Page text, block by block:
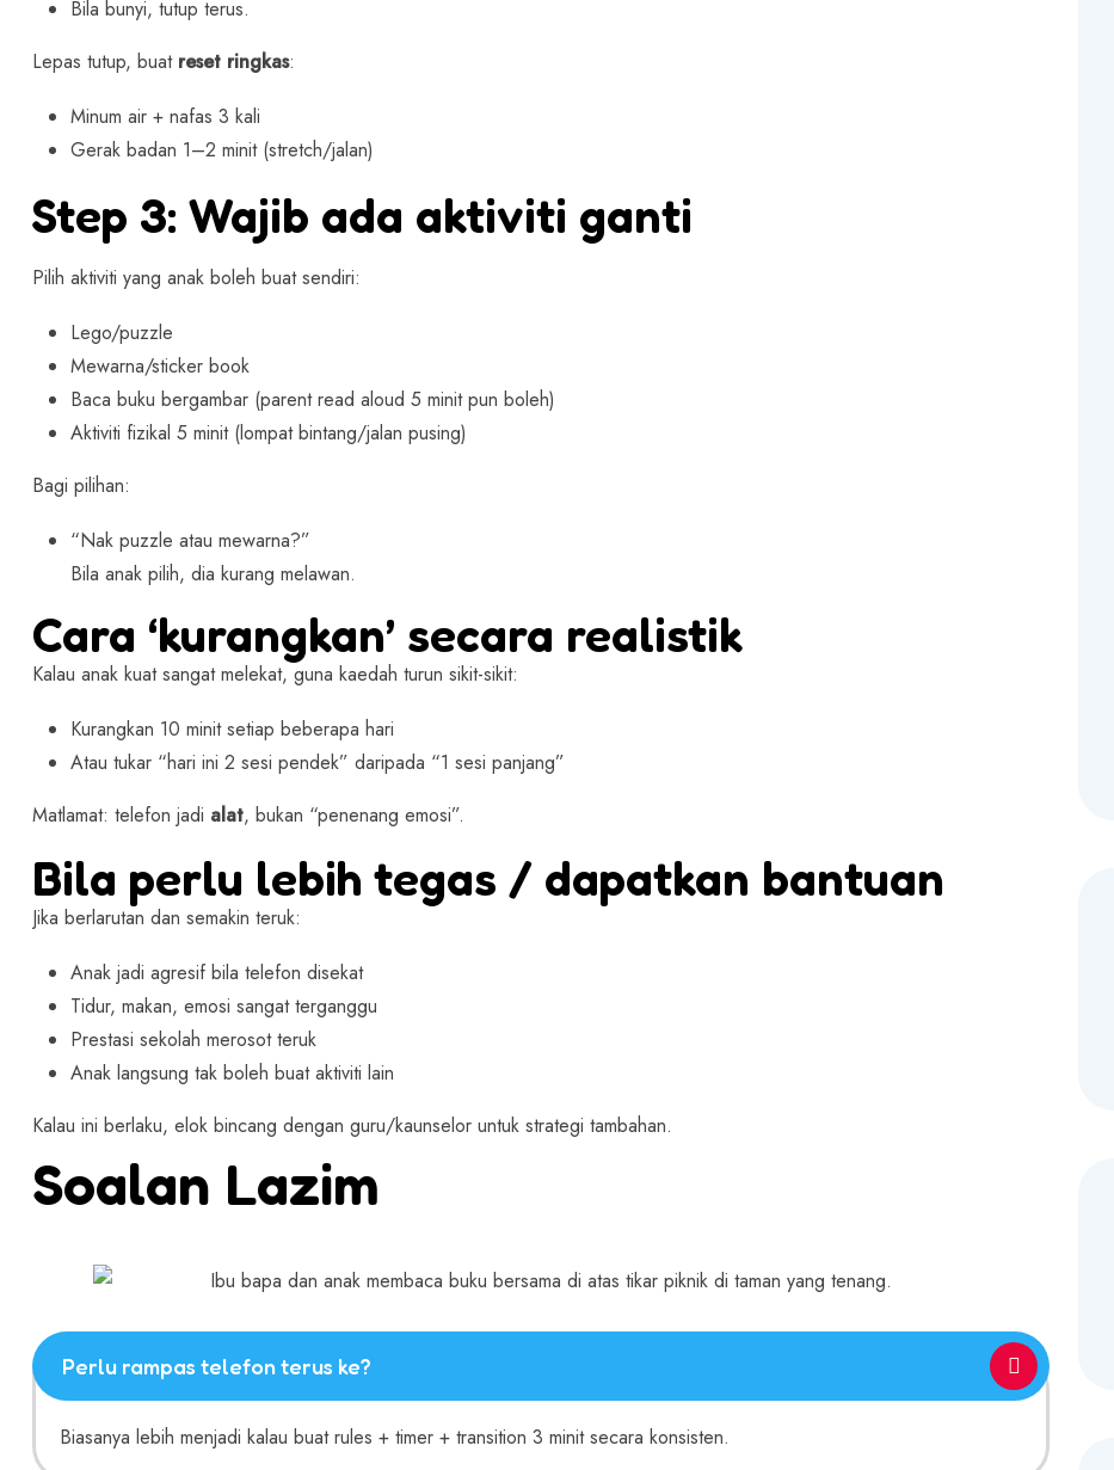
Bila bunyi, tutup terus.
Lepas tutup, buat reset ringkas:
Minum air + nafas 3 kali
Gerak badan 1–2 minit (stretch/jalan)
Step 3: Wajib ada aktiviti ganti
Pilih aktiviti yang anak boleh buat sendiri:
Lego/puzzle
Mewarna/sticker book
Baca buku bergambar (parent read aloud 5 minit pun boleh)
Aktiviti fizikal 5 minit (lompat bintang/jalan pusing)
Bagi pilihan:
“Nak puzzle atau mewarna?”
Bila anak pilih, dia kurang melawan.
Cara ‘kurangkan’ secara realistik
Kalau anak kuat sangat melekat, guna kaedah turun sikit-sikit:
Kurangkan 10 minit setiap beberapa hari
Atau tukar “hari ini 2 sesi pendek” daripada “1 sesi panjang”
Matlamat: telefon jadi alat, bukan “penenang emosi”.
Bila perlu lebih tegas / dapatkan bantuan
Jika berlarutan dan semakin teruk:
Anak jadi agresif bila telefon disekat
Tidur, makan, emosi sangat terganggu
Prestasi sekolah merosot teruk
Anak langsung tak boleh buat aktiviti lain
Kalau ini berlaku, elok bincang dengan guru/kaunselor untuk strategi tambahan.
Soalan Lazim
Perlu rampas telefon terus ke?
Biasanya lebih menjadi kalau buat rules + timer + transition 3 minit secara konsisten.